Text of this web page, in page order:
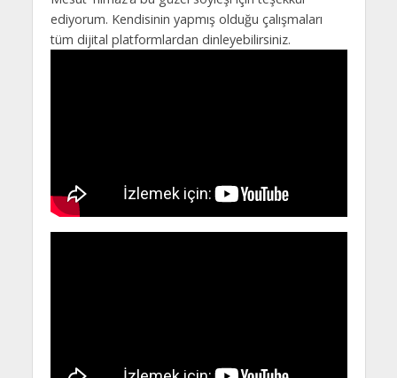
ediyorum. Kendisinin yapmış olduğu çalışmaları
tüm dijital platformlardan dinleyebilirsiniz.